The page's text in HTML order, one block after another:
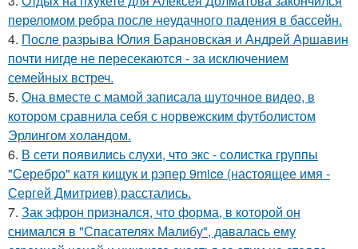
переломом ребра после неудачного падения в бассейн.
4. После разрыва Юлия Барановская и Андрей Аршавин
почти нигде не пересекаются - за исключением
семейных встреч.
5. Она вместе с мамой записала шуточное видео, в
котором сравнила себя с норвежским футболистом
Эрлингом холандом.
6. В сети появились слухи, что экс - солистка группы
"Серебро" катя кищук и рэпер 9mice (настоящее имя -
Сергей Дмитриев) расстались.
7. Зак эфрон признался, что форма, в которой он
снимался в "Спасателях Малибу", давалась ему